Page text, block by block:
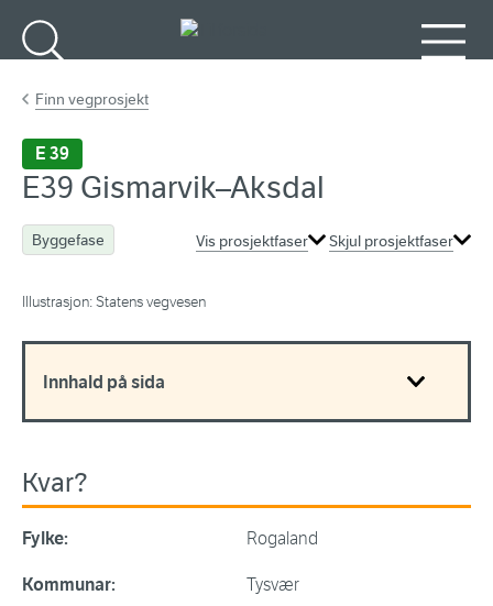
Finn vegprosjekt
E 39
E39 Gismarvik–Aksdal
Byggefase Vis prosjektfaser Skjul prosjektfaser
Illustrasjon: Statens vegvesen
Innhald på sida
Kvar?
Fylke: Rogaland
Kommunar: Tysvær